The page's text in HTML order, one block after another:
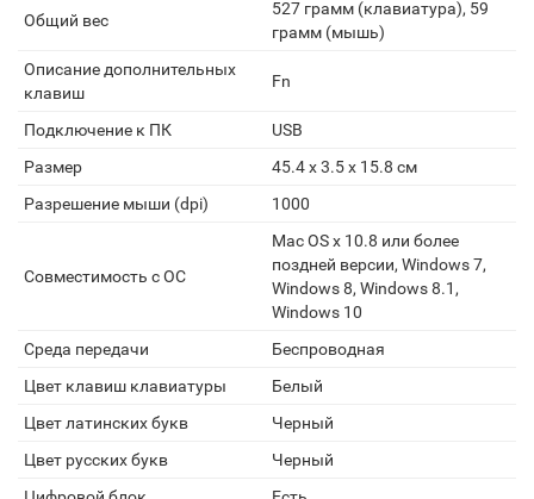
Общий вес
527 грамм (клавиатура), 59
грамм (мышь)
Описание дополнительных
клавиш
Fn
Подключение к ПК
USB
Размер
45.4 х 3.5 х 15.8 см
Разрешение мыши (dpi)
1000
Совместимость с ОС
Mac OS х 10.8 или более
поздней версии, Windows 7,
Windows 8, Windows 8.1,
Windows 10
Среда передачи
Беспроводная
Цвет клавиш клавиатуры
Белый
Цвет латинских букв
Черный
Цвет русских букв
Черный